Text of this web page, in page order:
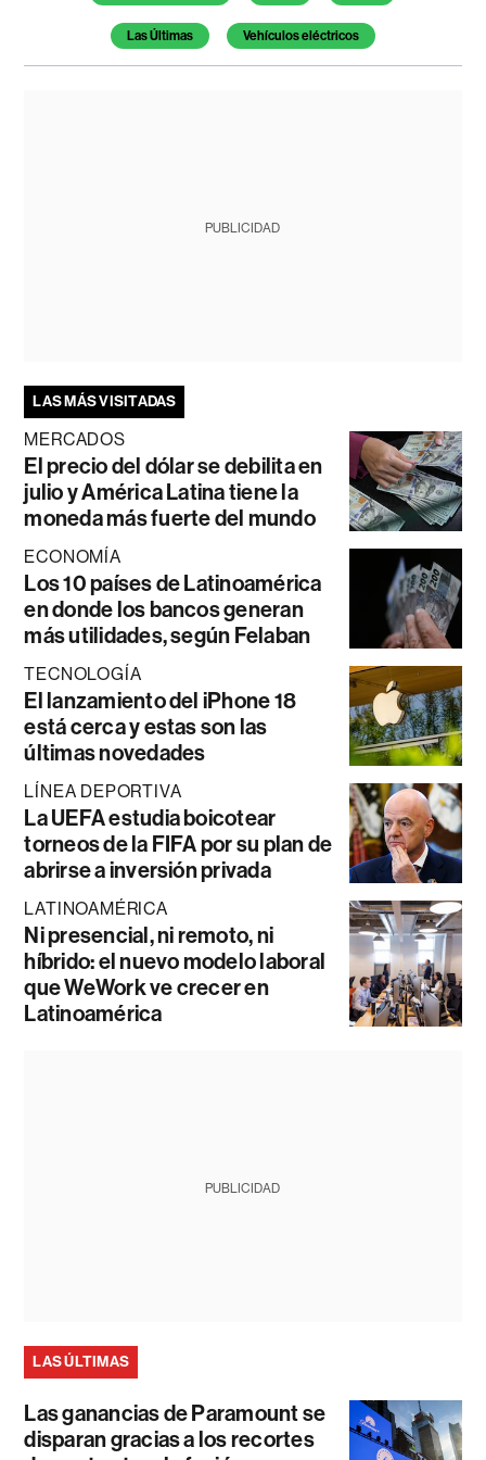
Las Últimas Vehículos eléctricos
PUBLICIDAD
LAS MÁS VISITADAS
MERCADOS
El precio del dólar se debilita en
julio y América Latina tiene la
moneda más fuerte del mundo
ECONOMÍA
Los 10 países de Latinoamérica
en donde los bancos generan
más utilidades, según Felaban
TECNOLOGÍA
El lanzamiento del iPhone 18
está cerca y estas son las
últimas novedades
LÍNEA DEPORTIVA
La UEFA estudia boicotear
torneos de la FIFA por su plan de
abrirse a inversión privada
LATINOAMÉRICA
Ni presencial, ni remoto, ni
híbrido: el nuevo modelo laboral
que WeWork ve crecer en
Latinoamérica
PUBLICIDAD
LAS ÚLTIMAS
Las ganancias de Paramount se
disparan gracias a los recortes